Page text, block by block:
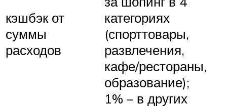
кэшбэк от
суммы
расходов
категориях
(спорттовары,
развлечения,
кафе/рестораны,
образование);
1% – в других